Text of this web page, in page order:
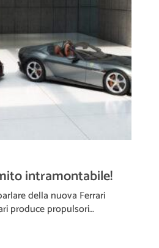
intramontabile!
della nuova Ferrari
produce propulsori…